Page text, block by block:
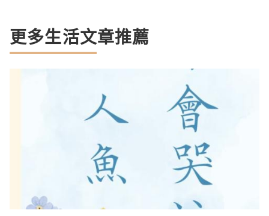
更多生活文章推薦